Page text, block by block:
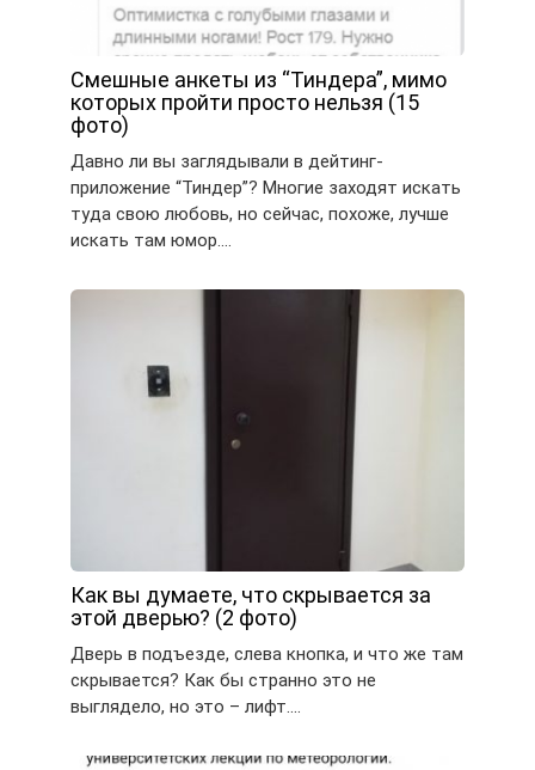
Смешные анкеты из “Тиндера”, мимо
которых пройти просто нельзя (15
фото)
Давно ли вы заглядывали в дейтинг-
приложение “Тиндер”? Многие заходят искать
туда свою любовь, но сейчас, похоже, лучше
искать там юмор….
Как вы думаете, что скрывается за
этой дверью? (2 фото)
Дверь в подъезде, слева кнопка, и что же там
скрывается? Как бы странно это не
выглядело, но это – лифт….